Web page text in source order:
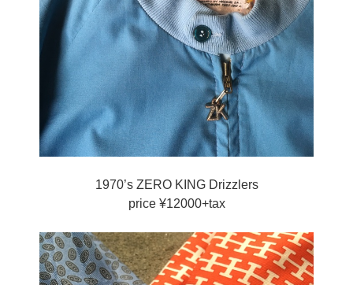
1970’s ZERO KING Drizzlers
price ¥12000+tax